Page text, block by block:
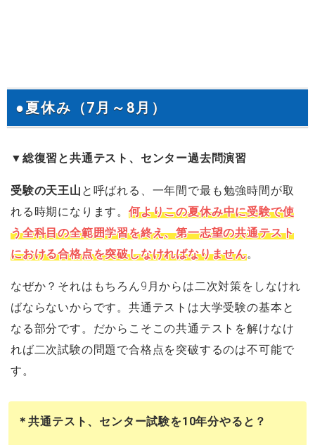
●夏休み（7月～8月）
▼総復習と共通テスト、センター過去問演習
受験の天王山 と呼ばれる、一年間で最も勉強時間が取
れる時期になります。何よりこの夏休み中に受験で使
う全科目の全範囲学習を終え、第一志望の共通テスト
における合格点を突破しなければなりません。
なぜか？それはもちろん9月からは二次対策をしなけれ
ばならないからです。共通テストは大学受験の基本と
なる部分です。だからこそこの共通テストを解けなけ
れば二次試験の問題で合格点を突破するのは不可能で
す。
＊共通テスト、センター試験を10年分やると？